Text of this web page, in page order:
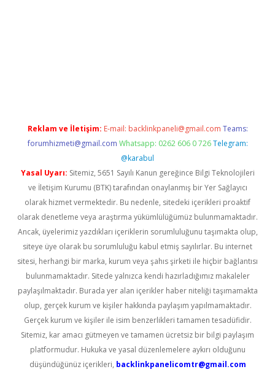
Reklam ve İletişim: E-mail: backlinkpaneli@gmail.com Teams:
forumhizmeti@gmail.com Whatsapp: 0262 606 0 726 Telegram:
@karabul
Yasal Uyarı: Sitemiz, 5651 Sayılı Kanun gereğince Bilgi Teknolojileri
ve İletişim Kurumu (BTK) tarafından onaylanmış bir Yer Sağlayıcı
olarak hizmet vermektedir. Bu nedenle, sitedeki içerikleri proaktif
olarak denetleme veya araştırma yükümlülüğümüz bulunmamaktadır.
Ancak, üyelerimiz yazdıkları içeriklerin sorumluluğunu taşımakta olup,
siteye üye olarak bu sorumluluğu kabul etmiş sayılırlar. Bu internet
sitesi, herhangi bir marka, kurum veya şahıs şirketi ile hiçbir bağlantısı
bulunmamaktadır. Sitede yalnızca kendi hazırladığımız makaleler
paylaşılmaktadır. Burada yer alan içerikler haber niteliği taşımamakta
olup, gerçek kurum ve kişiler hakkında paylaşım yapılmamaktadır.
Gerçek kurum ve kişiler ile isim benzerlikleri tamamen tesadüfidir.
Sitemiz, kar amacı gütmeyen ve tamamen ücretsiz bir bilgi paylaşım
platformudur. Hukuka ve yasal düzenlemelere aykırı olduğunu
düşündüğünüz içerikleri, backlinkpanelicomtr@gmail.com